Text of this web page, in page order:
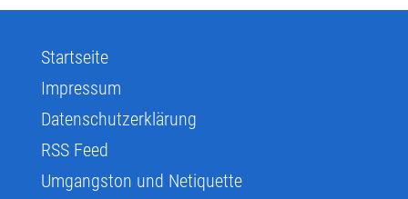
Startseite
Impressum
Datenschutzerklärung
RSS Feed
Umgangston und Netiquette